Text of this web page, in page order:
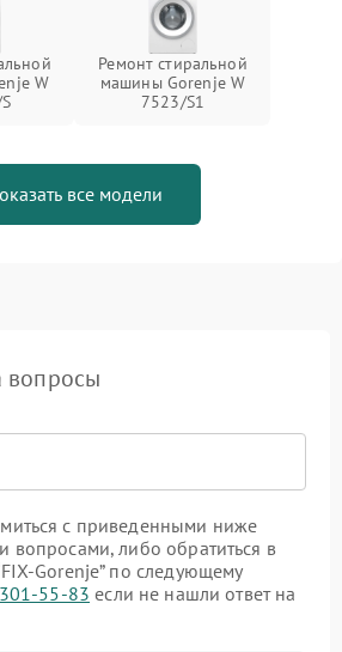
W
Ремонт стиральной
машины Gorenje W
7523/S1
все модели
вопросы
с приведенными ниже
вопросами, либо обратиться в
Gorenje” по следующему
55-83 если не нашли ответ на